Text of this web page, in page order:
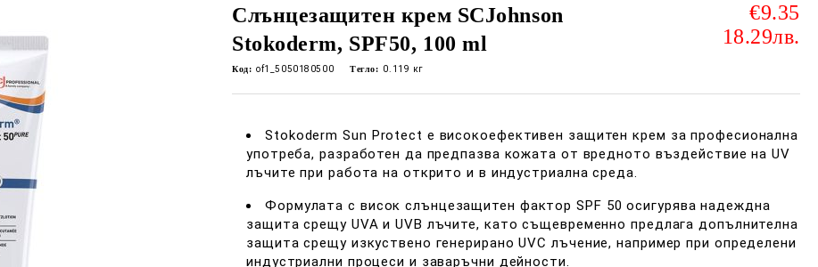
Слънцезащитен крем SCJohnson
Stokoderm, SPF50, 100 ml
€9.35
18.29лв.
Код: of1_5050180500 Тегло: 0.119 кг
Stokoderm Sun Protect е високоефективен защитен крем за професионална
употреба, разработен да предпазва кожата от вредното въздействие на UV
лъчите при работа на открито и в индустриална среда.
Формулата с висок слънцезащитен фактор SPF 50 осигурява надеждна
защита срещу UVA и UVB лъчите, като същевременно предлага допълнителна
защита срещу изкуствено генерирано UVC лъчение, например при определени
индустриални процеси и заваръчни дейности.